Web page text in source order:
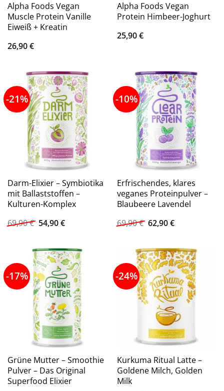
Alpha Foods Vegan
Muscle Protein Vanille
Eiweiß + Kreatin
26,90€
Alpha Foods Vegan
Protein Himbeer-Joghurt
25,90€
-21%
Darm-Elixier – Symbiotika
mit Ballaststoffen –
Kulturen-Komplex
69,90€ Ursprünglicher
Preis
69,90 €
54,90€Aktueller
54,90 €.
-10%
Erfrischendes, klares
veganes Proteinpulver –
Blaubeere Lavendel
69,90€ Ursprünglicher
Preis
69,90 €
62,90€Aktueller
62,90 €.
-17%
Grüne Mutter – Smoothie
Pulver – Das Original
Superfood Elixier
-24%
Kurkuma Ritual Latte –
Goldene Milch, Golden
Milk